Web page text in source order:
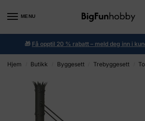
MENU
🎁 Få opptil 20 % rabatt – meld deg inn i
Hjem Butikk Byggesett Trebyggesett